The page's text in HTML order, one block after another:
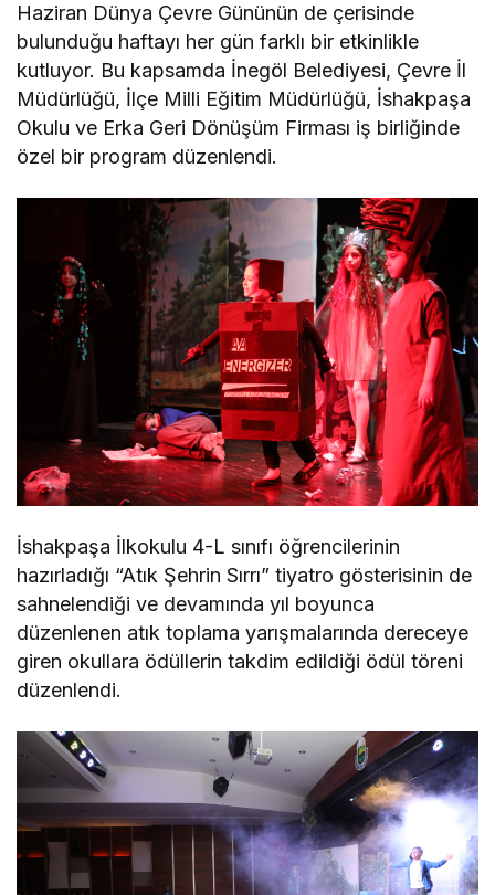
Haziran Dünya Çevre Gününün de çerisinde
bulunduğu haftayı her gün farklı bir etkinlikle
kutluyor. Bu kapsamda İnegöl Belediyesi, Çevre İl
Müdürlüğü, İlçe Milli Eğitim Müdürlüğü, İshakpaşa
Okulu ve Erka Geri Dönüşüm Firması iş birliğinde
özel bir program düzenlendi.
İshakpaşa İlkokulu 4-L sınıfı öğrencilerinin
hazırladığı “Atık Şehrin Sırrı” tiyatro gösterisinin de
sahnelendiği ve devamında yıl boyunca
düzenlenen atık toplama yarışmalarında dereceye
giren okullara ödüllerin takdim edildiği ödül töreni
düzenlendi.